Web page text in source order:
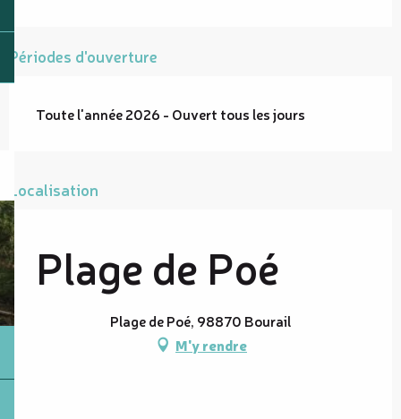
Périodes d'ouverture
Toute l'année 2026 - Ouvert tous les jours
Localisation
Plage de Poé
Plage de Poé, 98870 Bourail
M'y rendre